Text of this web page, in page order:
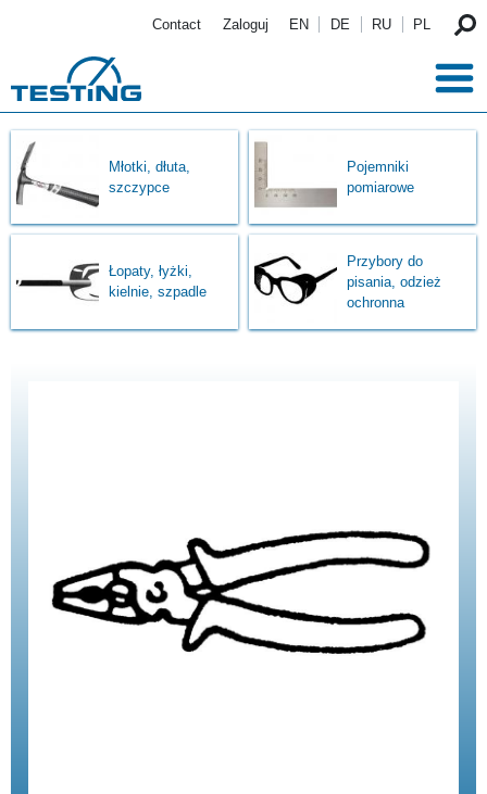
Contact Zaloguj EN DE RU PL
Młotki, dłuta,
szczypce
Pojemniki
pomiarowe
Łopaty, łyżki,
kielnie, szpadle
Przybory do
pisania, odzież
ochronna